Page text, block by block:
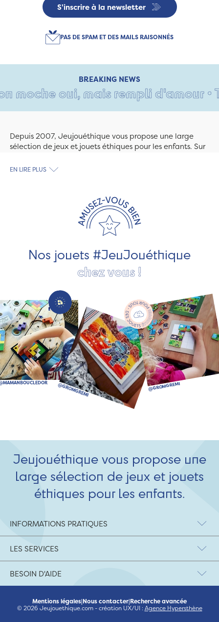
S'inscrire à la newsletter
PAS DE SPAM ET DES MAILS RAISONNÉS
BREAKING NEWS
oui, mais rempli d'amour •
Depuis 2007, Jeujouéthique vous propose une large
sélection de jeux et jouets éthiques pour les enfants. Sur
découvrez le plus grand choix de jouets en bois
les jeux et jouets en bois de qualité et engagés dans le
développement durable. Ils nous fabriquent des jouets
pour les jeunes enfants, des jeux d'éveil, des jeux de
société, des jouets d'imitation, des jeux de plein air, ... et
EN LIRE PLUS
Nos jouets #JeuJouéthique
chez vous !
Jeujouéthique vous propose une
large sélection de jeux et jouets
éthiques pour les enfants.
INFORMATIONS PRATIQUES
LES SERVICES
BESOIN D'AIDE
Mentions légales|Nous contacter|Recherche avancée
© 2026 Jeujouethique.com - création UX/UI : Agence Hypersthène